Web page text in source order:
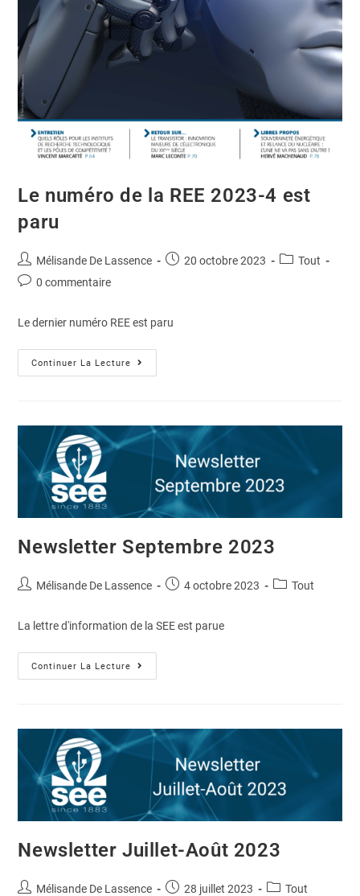
Le numéro de la REE 2023-4 est
paru
Mélisande De Lassence 20 octobre 2023
Tout
0 commentaire
Le dernier numéro REE est paru
Continuer La Lecture
Newsletter Septembre 2023
Mélisande De Lassence 4 octobre 2023 Tout
La lettre d'information de la SEE est parue
Continuer La Lecture
Newsletter Juillet-Août 2023
Mélisande De Lassence 28 juillet 2023 Tout